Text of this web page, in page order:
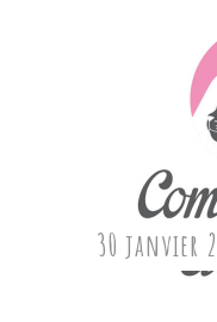
30 janvier